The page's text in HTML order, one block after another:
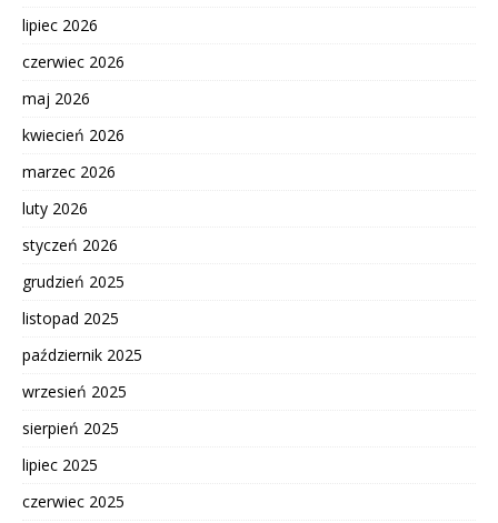
lipiec 2026
czerwiec 2026
maj 2026
kwiecień 2026
marzec 2026
luty 2026
styczeń 2026
grudzień 2025
listopad 2025
październik 2025
wrzesień 2025
sierpień 2025
lipiec 2025
czerwiec 2025